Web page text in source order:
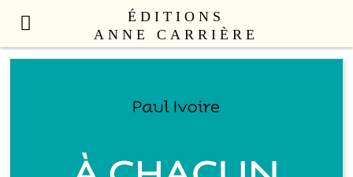
ÉDITIONS
ANNE CARRIÈRE
ANNE CARRIÈRE UNIVERS